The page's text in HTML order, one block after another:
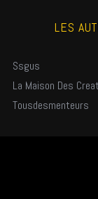
LES
Ssgus
La Maison Des
Tousdesmenteurs